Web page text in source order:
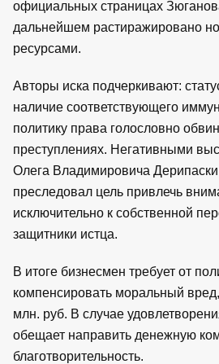
официальных страницах
дальнейшем растиражировано
ресурсами.
Авторы иска подчеркивают:
наличие соответствующего
политику права голословно
преступлениях. Негативными
Олега Владимировича Дерипаски
преследовал цель привлечь
исключительно к собственной
защитники истца.
В итоге бизнесмен требует от
компенсировать моральный
млн. руб. В случае
обещает направить денежную
благотворительность.